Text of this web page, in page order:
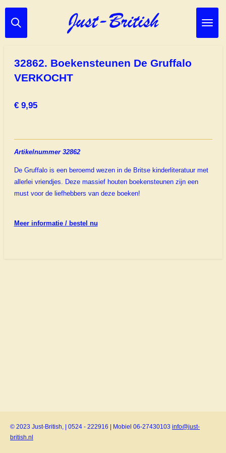
Ga
direct
32862. Boekensteunen De Gruffalo
VERKOCHT
€ 9,95
Artikelnummer 32862
De Gruffalo is een beroemd wezen in de Britse kinderliteratuur met
allerlei vriendjes. Deze massief houten boekensteunen zijn een
must voor de liefhebbers van deze boeken!
Meer informatie / bestel nu
© 2023 Just-British, | 0524 - 222916 | Mobiel 06-27430103 info@just-
british.nl